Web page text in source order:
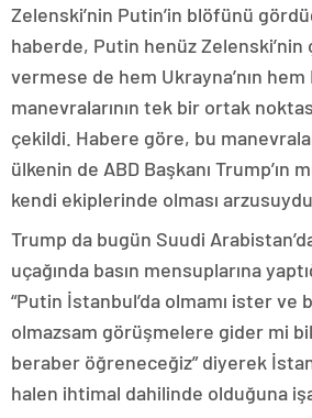
Zelenski’nin Putin’in blöfünü
haberde, Putin henüz Zelenski’nin
vermese de hem Ukrayna’nın hem
manevralarının tek bir ortak
çekildi. Habere göre, bu
ülkenin de ABD Başkanı Trump’ın
kendi ekiplerinde olması arzusuydu.
Trump da bugün Suudi
uçağında basın mensuplarına
“Putin İstanbul’da olmamı ister ve
olmazsam görüşmelere gider mi
beraber öğreneceğiz” diyerek
halen ihtimal dahilinde olduğuna